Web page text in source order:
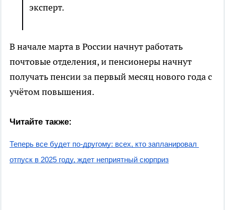
эксперт.
В начале марта в России начнут работать
почтовые отделения, и пенсионеры начнут
получать пенсии за первый месяц нового года с
учётом повышения.
Читайте также:
Теперь все будет по-другому: всех, кто запланировал
отпуск в 2025 году, ждет неприятный сюрприз